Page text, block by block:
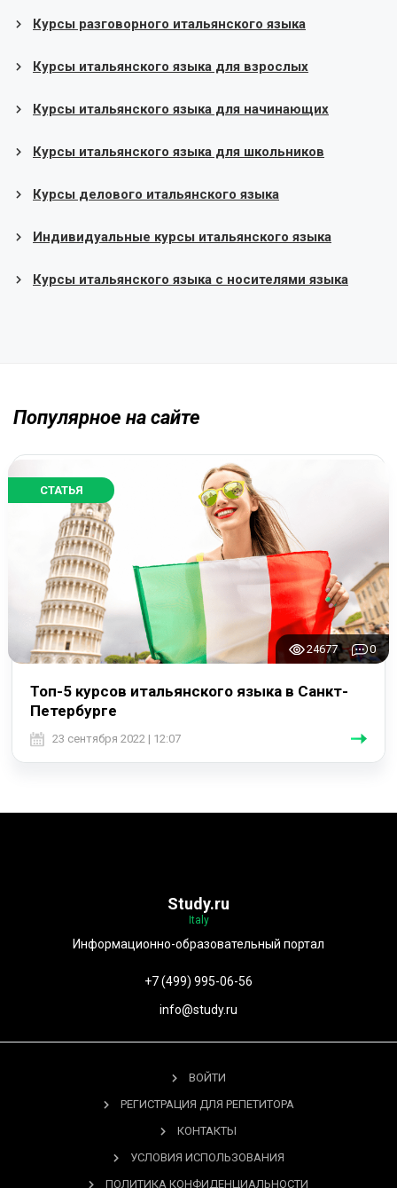
Курсы разговорного итальянского языка
Курсы итальянского языка для взрослых
Курсы итальянского языка для начинающих
Курсы итальянского языка для школьников
Курсы делового итальянского языка
Индивидуальные курсы итальянского языка
Курсы итальянского языка с носителями языка
Популярное на сайте
СТАТЬЯ
24677 0
Топ-5 курсов итальянского языка в Санкт-
Петербурге
23 сентября 2022 | 12:07
Study.ru
Italy
Информационно-образовательный портал
+7 (499) 995-06-56
info@study.ru
ВОЙТИ
РЕГИСТРАЦИЯ ДЛЯ РЕПЕТИТОРА
КОНТАКТЫ
УСЛОВИЯ ИСПОЛЬЗОВАНИЯ
ПОЛИТИКА КОНФИДЕНЦИАЛЬНОСТИ